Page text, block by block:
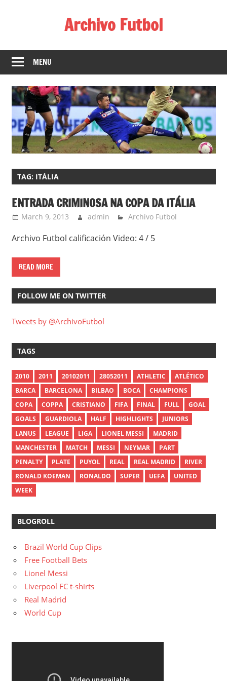
Archivo Futbol
Mejor
de
de
fútbol
MENU
TAG: ITÁLIA
ENTRADA CRIMINOSA NA COPA DA ITÁLIA
March 9, 2013 admin Archivo Futbol
Archivo Futbol calificación Video: 4 / 5
READ MORE
FOLLOW ME ON TWITTER
Tweets by @ArchivoFutbol
TAGS
2010 2011 20102011 28052011 ATHLETIC
ATLÉTICO
BARCA
BARCELONA BILBAO BOCA
CHAMPIONS
COPA
COPPA CRISTIANO FIFA FINAL FULL
GOAL
GOALS
GUARDIOLA HALF HIGHLIGHTS
JUNIORS
LANUS
LEAGUE LIGA LIONEL MESSI
MADRID
MANCHESTER
MATCH MESSI NEYMAR
PART
PENALTY
PLATE PUYOL REAL REAL MADRID
RIVER
RONALD KOEMAN
RONALDO SUPER UEFA
UNITED
WEEK
BLOGROLL
Brazil World Cup Clips
Free Football Bets
Lionel Messi
Liverpool FC t-shirts
Real Madrid
World Cup